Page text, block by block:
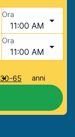
Ora
11:00 AM
Ora
11:00 AM
30-65 anni